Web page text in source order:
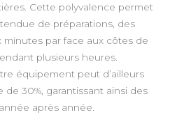
Cette polyvalence permet
de préparations, des
minutes par face aux côtes de
plusieurs heures.
équipement peut d’ailleurs
30%, garantissant ainsi des
après année.